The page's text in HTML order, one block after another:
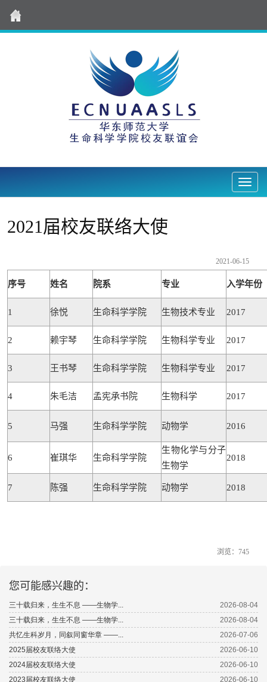
Nav2
2021届校友联络大使
2021-06-15
序号 姓名 院系 专业 入学年份
1 徐悦 生命科学学院 生物技术专业 2017
2 赖宇琴 生命科学学院 生物科学专业 2017
3 王书琴 生命科学学院 生物科学专业 2017
4 朱毛洁 孟宪承书院 生物科学 2017
5 马强 生命科学学院 动物学 2016
6 崔琪华 生命科学学院
生物化学与分子
生物学
2018
7 陈强 生命科学学院 动物学 2018
浏览： 745
您可能感兴趣的：